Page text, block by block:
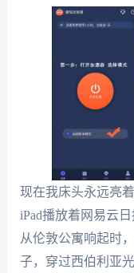
现在我床头永远亮
iPad播放着网易云
从伦敦公寓响起时
子，穿过西伯利亚